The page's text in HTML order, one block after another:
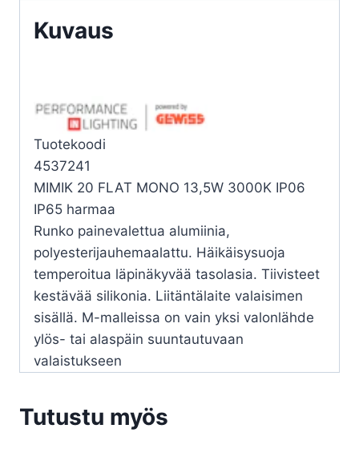
3KKuvaus
Tuotekoodi
4537241
MIMIK 20 FLAT MONO 13,5W 3000K IP06
IP65 harmaa
Runko painevalettua alumiinia,
polyesterijauhemaalattu. Häikäisysuoja
temperoitua läpinäkyvää tasolasia. Tiivisteet
kestävää silikonia. Liitäntälaite valaisimen
sisällä. M-malleissa on vain yksi valonlähde
ylös- tai alaspäin suuntautuvaan
valaistukseen
Tutustu myös